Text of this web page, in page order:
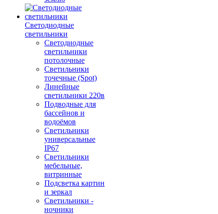
Светодиодные
светильники
Светодиодные
светильники
потолочные
Светильники
точечные (Spot)
Линейные
светильники 220в
Подводные для
бассейнов и
водоёмов
Светильники
универсальные
IP67
Светильники
мебельные,
витринные
Подсветка картин
и зеркал
Светильники -
ночники